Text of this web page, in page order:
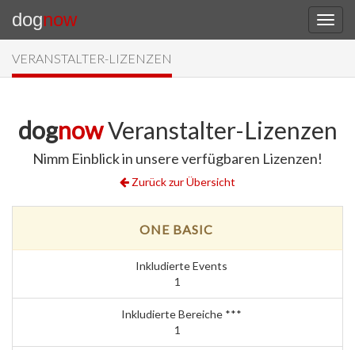
dognow
VERANSTALTER-LIZENZEN
dognowVeranstalter-Lizenzen
Nimm Einblick in unsere verfügbaren Lizenzen!
Zurück zur Übersicht
ONE BASIC
Inkludierte Events
1
Inkludierte Bereiche ***
1